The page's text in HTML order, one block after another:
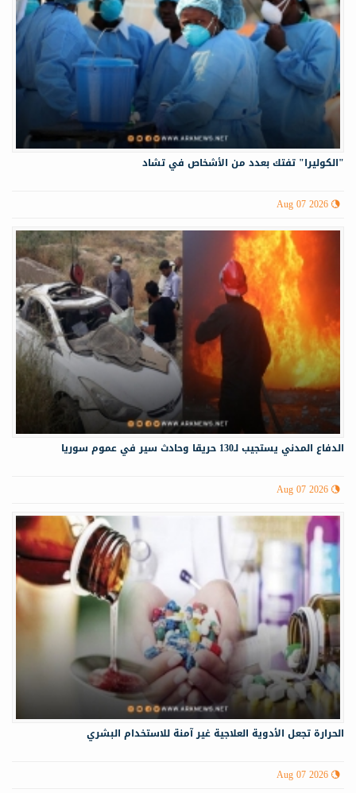
"الكوليرا" تفتك بعدد من الأشخاص في تشاد
Aug 07 2026
الدفاع المدني يستجيب لـ130 حريقا وحادث سير في عموم سوريا
Aug 07 2026
الحرارة تجعل الأدوية العلاجية غير آمنة للاستخدام البشري
Aug 07 2026